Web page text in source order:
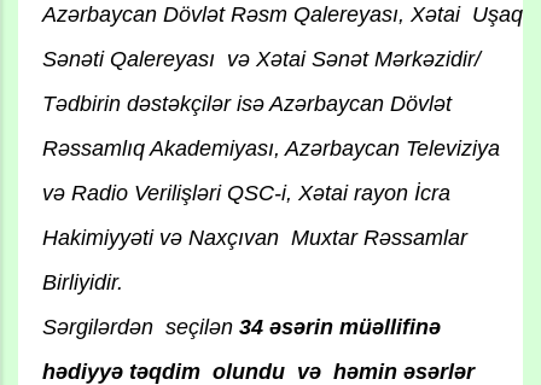
Azərbaycan Dövlət Rəsm Qalereyası, Xətai Uşaq
Sənəti Qalereyası və Xətai Sənət Mərkəzidir/
Tədbirin dəstəkçilər isə Azərbaycan Dövlət
Rəssamlıq Akademiyası, Azərbaycan Televiziya
və Radio Verilişləri QSC-i, Xətai rayon İcra
Hakimiyyəti və Naxçıvan Muxtar Rəssamlar
Birliyidir.
Sərgilərdən seçilən 34 əsərin müəllifinə
hədiyyə təqdim olundu və həmin əsərlər